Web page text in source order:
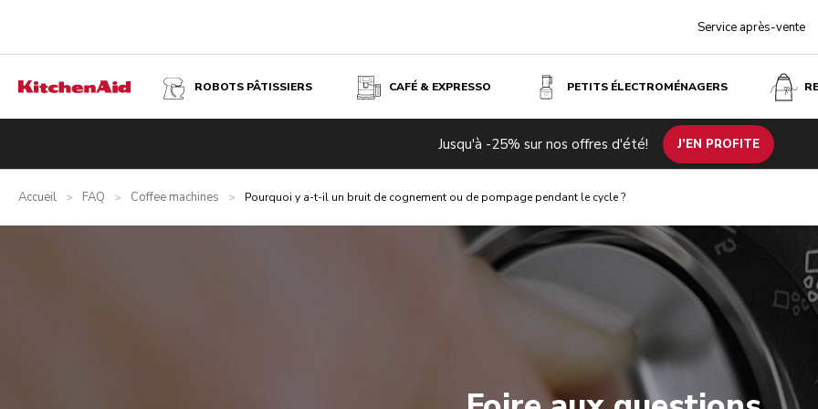
Service après-vente
ROBOTS PÂTISSIERS CAFÉ & EXPRESSO PETITS ÉLECTROMÉNAGERS
Jusqu'à -25% sur nos offres d'été! J’EN PROFITE
Accueil > FAQ > Coffee machines > Pourquoi y a-t-il un bruit de cognement ou de pompage pendant le cycle ?